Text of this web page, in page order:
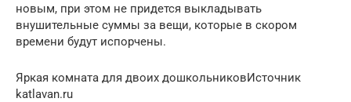
новым, при этом не придется выкладывать
внушительные суммы за вещи, которые в скором
времени будут испорчены.
Яркая комната для двоих дошкольниковИсточник
katlavan.ru